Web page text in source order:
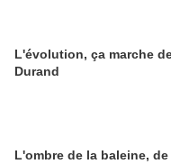
L'évolution, ça marche
Durand
L'ombre de la baleine, de